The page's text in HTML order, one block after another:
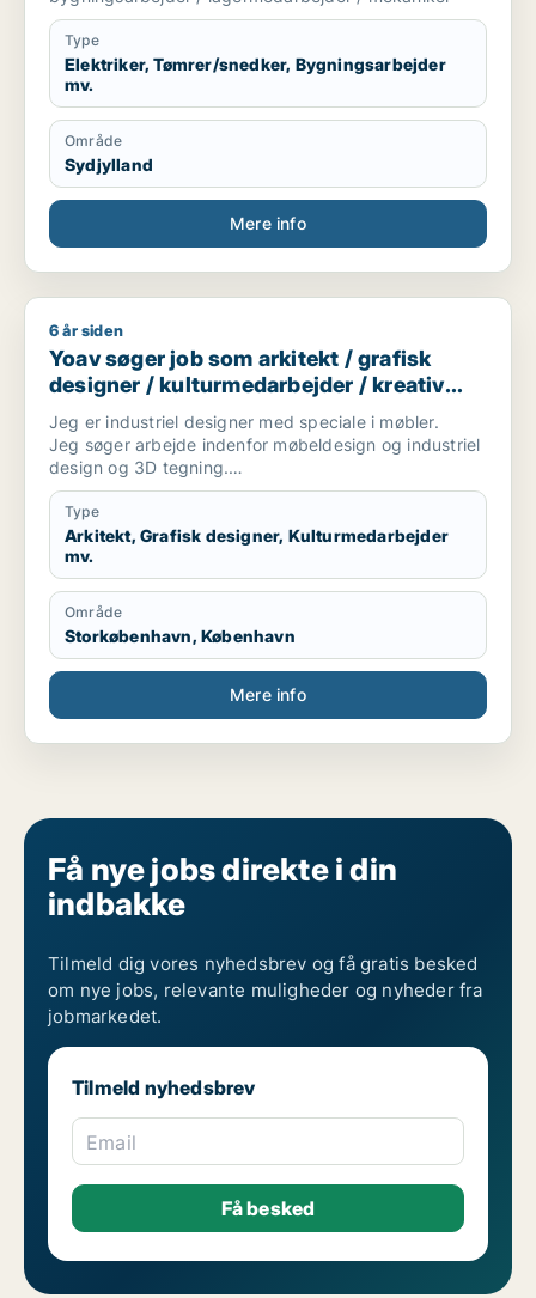
Type
Elektriker, Tømrer/snedker, Bygningsarbejder
mv.
Område
Sydjylland
Mere info
Yoav søger job som arkitekt / grafisk designer /
6 år siden
Yoav søger job som arkitekt / grafisk
designer / kulturmedarbejder / kreativ
medarbejder / produktspecialist
Jeg er industriel designer med speciale i møbler.
Jeg søger arbejde indenfor møbeldesign og industriel
design og 3D tegning.
Jeg er 43 år og har flere års erfaring som
møbeldesigner- og bygger og som sales engineer.
Type
Arkitekt, Grafisk designer, Kulturmedarbejder
mv.
Område
Storkøbenhavn, København
Mere info
Få nye jobs direkte i din
indbakke
Tilmeld dig vores nyhedsbrev og få gratis besked
om nye jobs, relevante muligheder og nyheder fra
jobmarkedet.
Tilmeld nyhedsbrev
Email